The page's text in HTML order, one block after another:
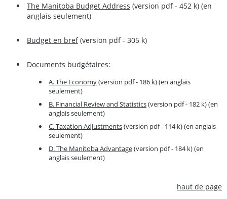
The Manitoba Budget Address (version pdf - 452 k) (en
anglais seulement)
Budget en bref(version pdf - 305 k)
Documents budgétaires:
A. The Economy(version pdf - 186 k) (en anglais
seulement)
B. Financial Review and Statistics(version pdf - 182 k) (en
anglais seulement)
C. Taxation Adjustments(version pdf - 114 k) (en anglais
seulement)
D. The Manitoba Advantage(version pdf - 184 k) (en
anglais seulement)
haut de page